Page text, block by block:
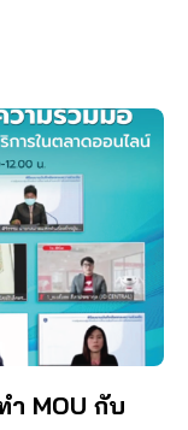
MOU กับ